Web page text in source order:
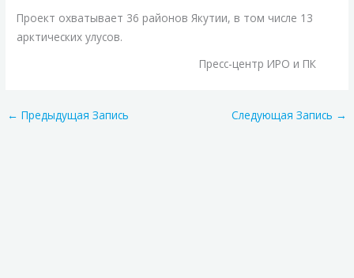
Проект охватывает 36 районов Якутии, в том числе 13
арктических улусов.
Пресс-центр ИРО и ПК
← Предыдущая Запись Следующая Запись →